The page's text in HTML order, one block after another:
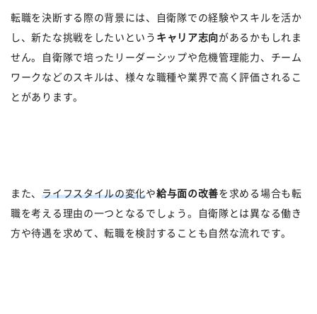
転職を決断する際の背景には、自衛隊での経験やスキルを活か
し、新たな挑戦をしたいという キャリア志向があるかもしれま
せん。自衛隊で培ったリーダーシップや危機管理能力、チーム
ワークなどのスキルは、様々な職種や業界で高く評価されるこ
とがあります。
また、ライフスタイルの変化や給与面の改善を求める場合も転
職を考える理由の一つとなるでしょう。自衛隊とは異なる働き
方や待遇を求めて、転職を検討することも自然な流れです。